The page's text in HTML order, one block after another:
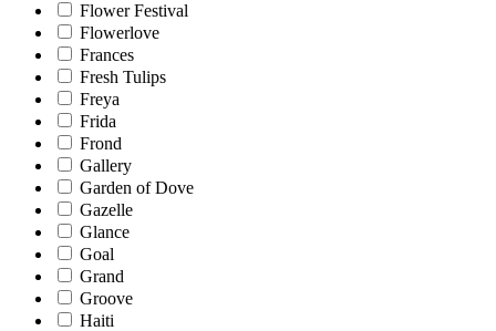
Flower Festival
Flowerlove
Frances
Fresh Tulips
Freya
Frida
Frond
Gallery
Garden of Dove
Gazelle
Glance
Goal
Grand
Groove
Haiti